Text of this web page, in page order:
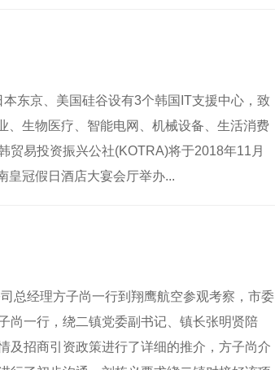
东京、美国硅谷设有3个韩国IT支援中心，致
、生物医疗、智能电网、机械设备、生活消费
贸易投资振兴公社(KOTRA)将于2018年11月
皇冠假日酒店大宴会厅举办...
总经理方子尚一行到翔鹰航空参观考察，市委
尚一行，绕二镇党委副书记、镇长张明贤陪
及招商引资政策进行了详细的推介，方子尚介